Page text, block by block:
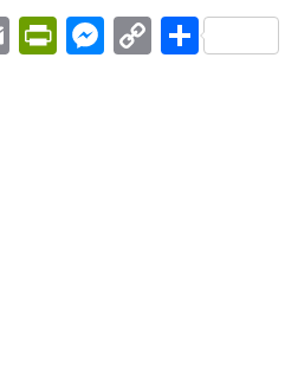
EmailPrintFriendly
Messenger
CopyShare